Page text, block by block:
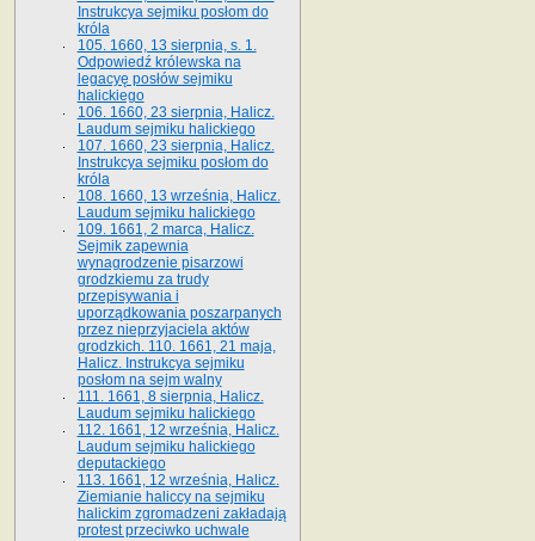
Instrukcya sejmiku posłom do
króla
105. 1660, 13 sierpnia, s. 1.
Odpowiedź królewska na
legacyę posłów sejmiku
halickiego
106. 1660, 23 sierpnia, Halicz.
Laudum sejmiku halickiego
107. 1660, 23 sierpnia, Halicz.
Instrukcya sejmiku posłom do
króla
108. 1660, 13 września, Halicz.
Laudum sejmiku halickiego
109. 1661, 2 marca, Halicz.
Sejmik zapewnia
wynagrodzenie pisarzowi
grodzkiemu za trudy
przepisywania i
uporządkowania poszarpanych
przez nieprzyjaciela aktów
grodzkich. 110. 1661, 21 maja,
Halicz. Instrukcya sejmiku
posłom na sejm walny
111. 1661, 8 sierpnia, Halicz.
Laudum sejmiku halickiego
112. 1661, 12 września, Halicz.
Laudum sejmiku halickiego
deputackiego
113. 1661, 12 września, Halicz.
Ziemianie haliccy na sejmiku
halickim zgromadzeni zakładają
protest przeciwko uchwale